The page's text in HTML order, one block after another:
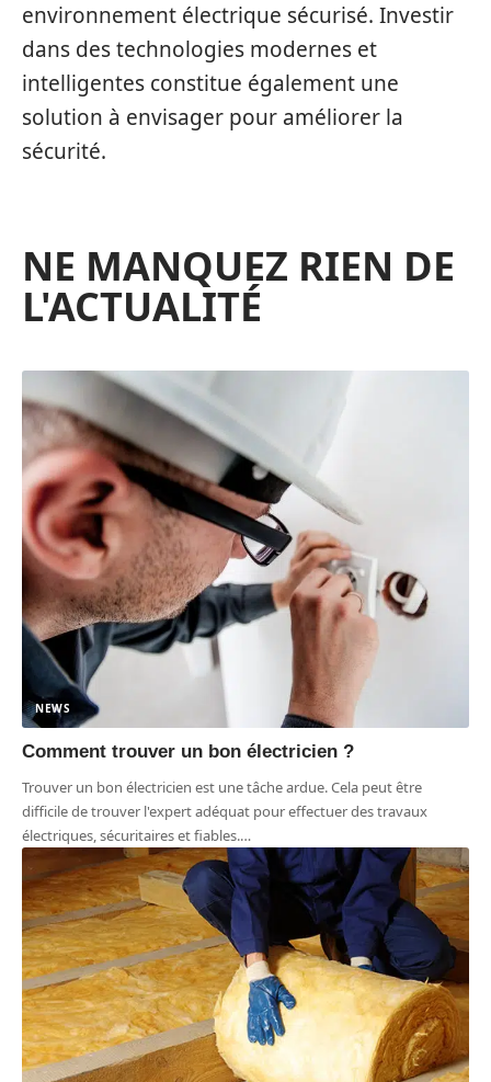
environnement électrique sécurisé. Investir
dans des technologies modernes et
intelligentes constitue également une
solution à envisager pour améliorer la
sécurité.
NE MANQUEZ RIEN DE
L'ACTUALITÉ
NEWS
Comment trouver un bon électricien ?
Trouver un bon électricien est une tâche ardue. Cela peut être
difficile de trouver l'expert adéquat pour effectuer des travaux
électriques, sécuritaires et fiables.…